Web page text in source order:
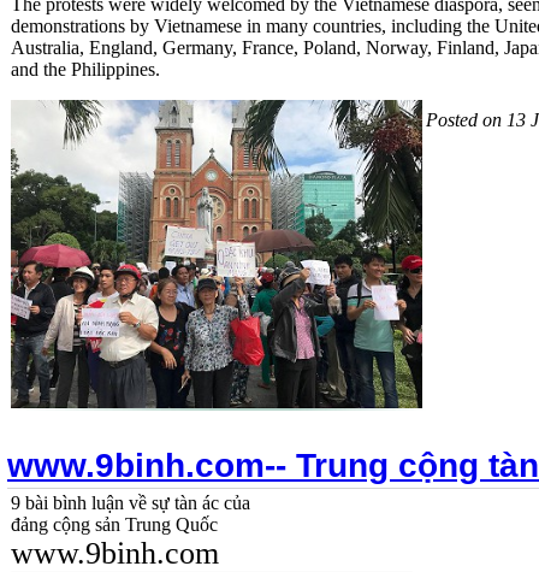
The protests were widely welcomed by the Vietnamese diaspora,
demonstrations by Vietnamese in many countries, including the
Australia, England, Germany, France, Poland, Norway, Finland,
and the Philippines.
Posted on 13
www.9binh.com-- Trung cộng
9 bài bình luận về sự tàn ác của
đảng cộng sản Trung Quốc
www.9binh.com